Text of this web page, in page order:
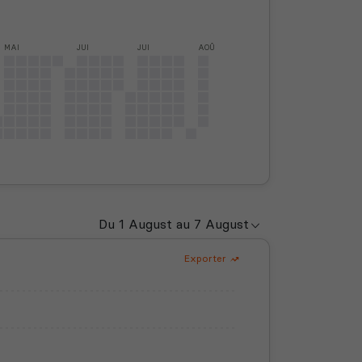
MAI JUI JUI AOÛ
Exporter